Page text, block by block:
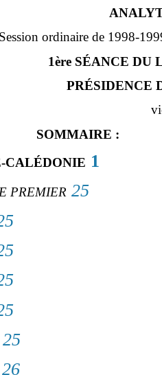
Session ordinaire de 1998-
1ère SÉANCE DU
PRÉSIDENCE
SOMMAIRE :
CALÉDONIE 1
PREMIER 25
25
26